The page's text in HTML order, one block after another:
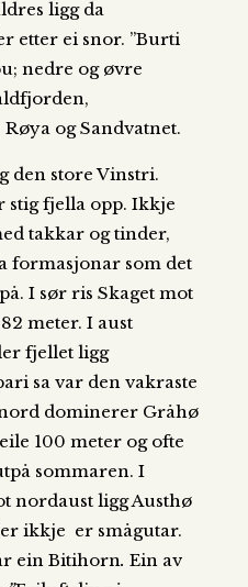
ligg da
etter ei snor. ”Burti
nedre og øvre
og Sandvatnet.
den store Vinstri.
fjella opp. Ikkje
takkar og tinder,
formasjonar som det
I sør ris Skaget mot
meter. I aust
fjellet ligg
sa var den vakraste
dominerer Gråhø
100 meter og ofte
sommaren. I
nordaust ligg Austhø
ikkje er smågutar.
ein Bitihorn. Ein av